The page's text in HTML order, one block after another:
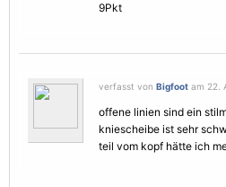
9Pkt
verfasst von Bigfoot am 22.
offene linien sind ein
kniescheibe ist sehr
teil vom kopf hätte ich